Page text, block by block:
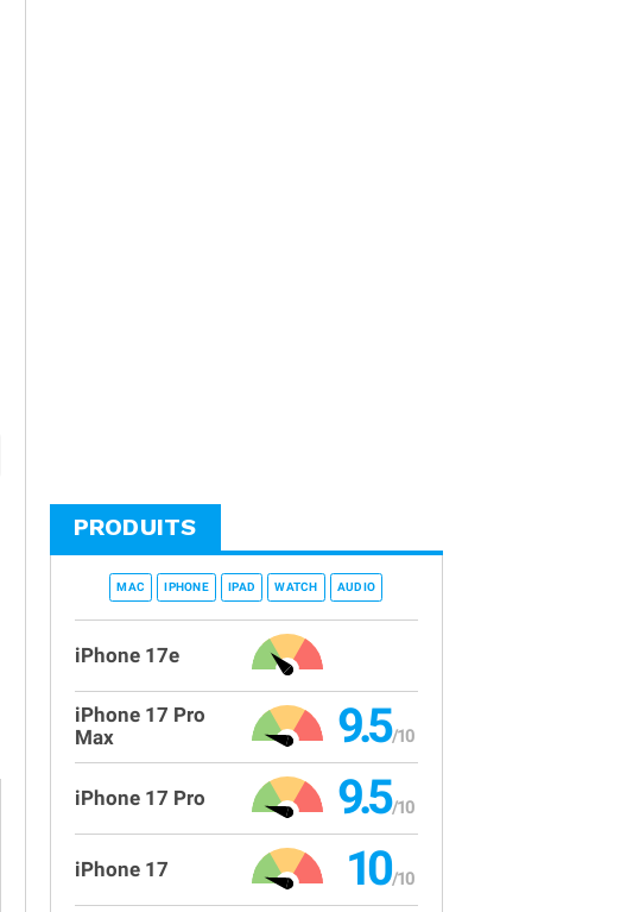
PRODUITS
MAC IPHONE IPAD WATCH AUDIO
iPhone 17e
iPhone 17 Pro
Max
9.5
iPhone 17 Pro 9.5
iPhone 17 10